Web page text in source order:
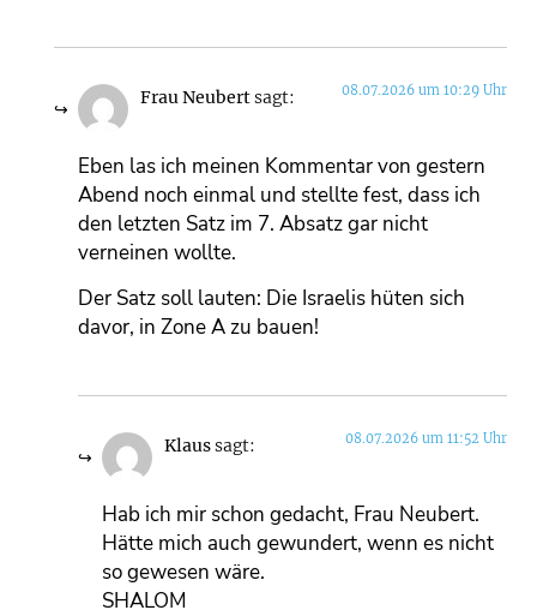
Frau Neubertsagt: 08.07.2026 um 10:29 Uhr
Eben las ich meinen Kommentar von gestern
Abend noch einmal und stellte fest, dass ich
den letzten Satz im 7. Absatz gar nicht
verneinen wollte.
Der Satz soll lauten: Die Israelis hüten sich
davor, in Zone A zu bauen!
Klaussagt: 08.07.2026 um 11:52 Uhr
Hab ich mir schon gedacht, Frau Neubert.
Hätte mich auch gewundert, wenn es nicht
so gewesen wäre.
SHALOM